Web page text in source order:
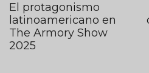
El protagonismo
latinoamericano en
The Armory Show
2025